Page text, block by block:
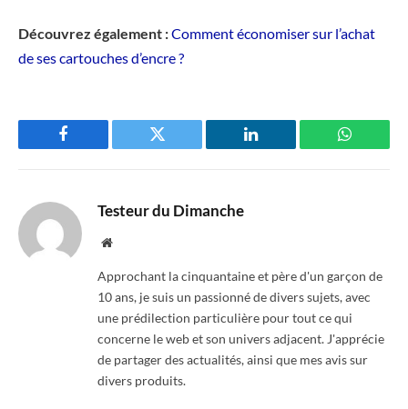
Découvrez également :Comment économiser sur l’achat
de ses cartouches d’encre ?
Facebook Twitter LinkedIn
Testeur du Dimanche
Website
Approchant la cinquantaine et père d'un garçon de
10 ans, je suis un passionné de divers sujets, avec
une prédilection particulière pour tout ce qui
concerne le web et son univers adjacent. J'apprécie
de partager des actualités, ainsi que mes avis sur
divers produits.